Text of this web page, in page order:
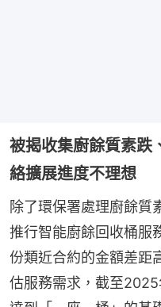
被揭收集廚餘質素跌
絡擴展進度不理想
除了環保署處理廚餘質
推行智能廚餘回收桶服
份類近合約的金額差距
估服務需求，截至